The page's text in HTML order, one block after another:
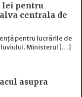
lei pentru
centrala de
pentru lucrările de
Ministerul […]
asupra